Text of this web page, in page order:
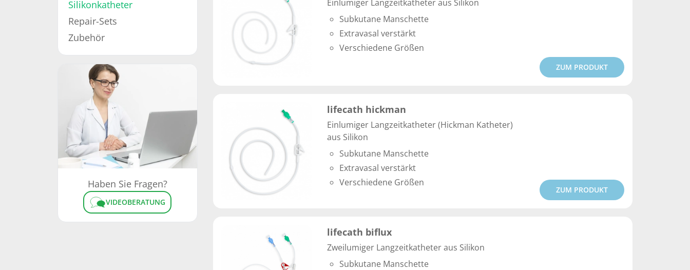
Silikonkatheter
Repair-Sets
Zubehör
Haben Sie Fragen?
VIDEOBERATUNG
Einlumiger Langzeitkatheter aus Silikon
Subkutane Manschette
Extravasal verstärkt
Verschiedene Größen
ZUM PRODUKT
lifecath hickman
Einlumiger Langzeitkatheter (Hickman Katheter)
aus Silikon
Subkutane Manschette
Extravasal verstärkt
Verschiedene Größen
ZUM PRODUKT
lifecath biflux
Zweilumiger Langzeitkatheter aus Silikon
Subkutane Manschette